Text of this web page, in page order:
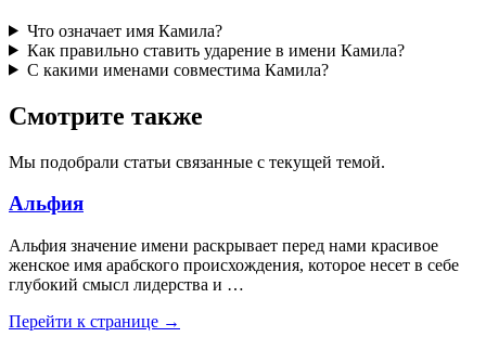
Что означает имя Камила?
Как правильно ставить ударение в имени Камила?
С какими именами совместима Камила?
Смотрите также
Мы подобрали статьи связанные с текущей темой.
Альфия
Альфия значение имени раскрывает перед нами красивое
женское имя арабского происхождения, которое несет в себе
глубокий смысл лидерства и …
Перейти к странице →